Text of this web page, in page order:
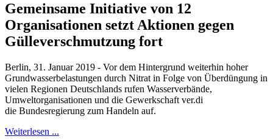
Gemeinsame Initiative von 12
Organisationen setzt Aktionen gegen
Gülleverschmutzung fort
Berlin, 31. Januar 2019 - Vor dem Hintergrund weiterhin hoher
Grundwasserbelastungen durch Nitrat in Folge von Überdüngung in
vielen Regionen Deutschlands rufen Wasserverbände,
Umweltorganisationen und die Gewerkschaft ver.di
die Bundesregierung zum Handeln auf.
Weiterlesen ...